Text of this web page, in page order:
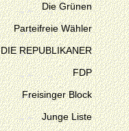
Die Grünen
Parteifreie Wähler
DIE REPUBLIKANER
FDP
Freisinger Block
Junge Liste